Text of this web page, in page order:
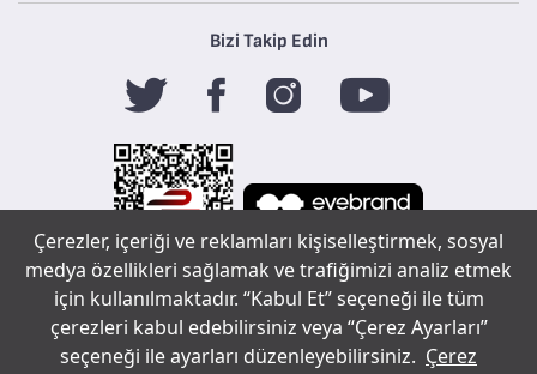
Çerezler, içeriği ve reklamları kişiselleştirmek, sosyal
medya özellikleri sağlamak ve trafiğimizi analiz etmek
için kullanılmaktadır. “Kabul Et” seçeneği ile tüm
çerezleri kabul edebilirsiniz veya “Çerez Ayarları”
seçeneği ile ayarları düzenleyebilirsiniz. Çerez
Bizi Takip Edin
Tefal